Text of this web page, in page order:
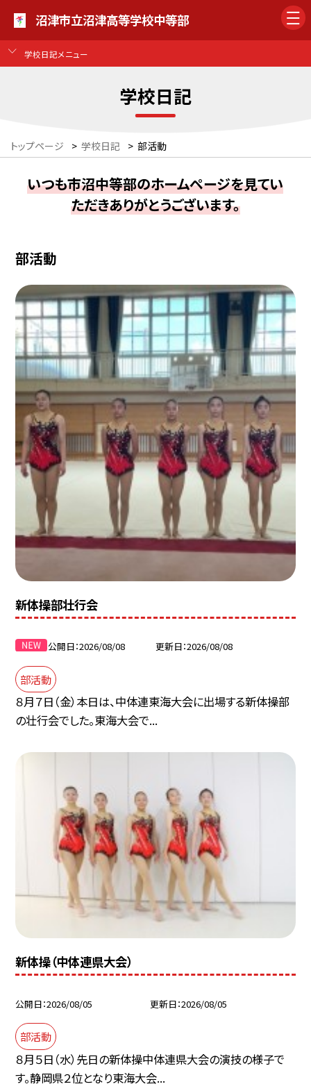
沼津市立沼津高等学校中等部
学校日記メニュー
学校日記
トップページ > 学校日記 > 部活動
いつも市沼中等部のホームページを見てい
ただきありがとうございます。
部活動
新体操部壮行会
公開日 2026/08/08 更新日 2026/08/08
部活動
８月７日（金）本日は、中体連東海大会に出場する新体操部
の壮行会でした。東海大会で...
新体操（中体連県大会）
公開日 2026/08/05 更新日 2026/08/05
部活動
８月５日（水）先日の新体操中体連県大会の演技の様子で
す。静岡県２位となり東海大会...